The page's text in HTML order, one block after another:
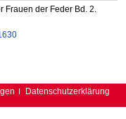
Frauen der Feder Bd. 2.
Datenschutzerklärung